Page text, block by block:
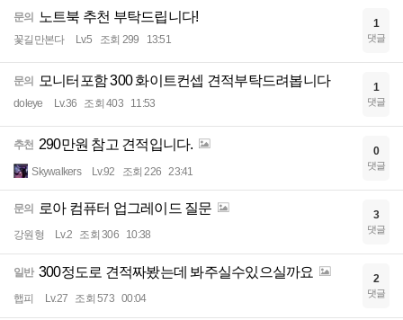
문의 노트북 추천 부탁드립니다!
꽃길만본다 Lv.5 조회 299 13:51
1
댓글
문의 모니터포함 300 화이트컨셉 견적부탁드려봅니다
doleye Lv.36 조회 403 11:53
1
댓글
추천 290만원 참고 견적입니다.
Skywalkers Lv.92 조회 226 23:41
0
댓글
문의 로아 컴퓨터 업그레이드 질문
강원형 Lv.2 조회 306 10:38
3
댓글
일반 300정도로 견적짜봤는데 봐주실수있으실까요
햅피 Lv.27 조회 573 00:04
2
댓글